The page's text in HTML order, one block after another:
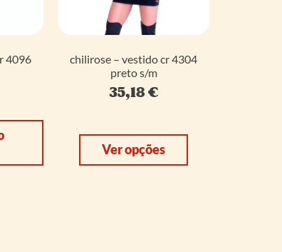
4096
chilirose – vestido cr 4304
preto s/m
35,18€
Ver opções